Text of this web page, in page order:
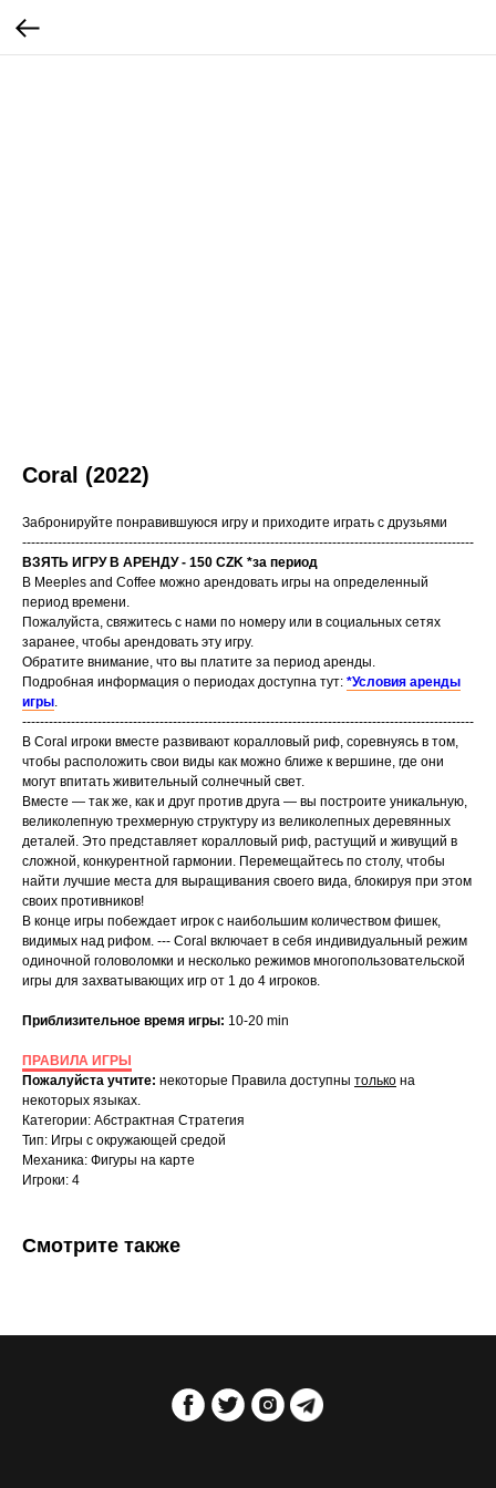
Coral (2022)
Забронируйте понравившуюся игру и приходите играть с друзьями
------------------------------------------------------------------------------------------------------
ВЗЯТЬ ИГРУ В АРЕНДУ - 150 CZK *за период
В Meeples and Coffee можно арендовать игры на определенный
период времени.
Пожалуйста, свяжитесь с нами по номеру или в социальных сетях
заранее, чтобы арендовать эту игру.
Обратите внимание, что вы платите за период аренды.
Подробная информация о периодах доступна тут: *Условия аренды
игры.
------------------------------------------------------------------------------------------------------
В Coral игроки вместе развивают коралловый риф, соревнуясь в том,
чтобы расположить свои виды как можно ближе к вершине, где они
могут впитать живительный солнечный свет.
Вместе — так же, как и друг против друга — вы построите уникальную,
великолепную трехмерную структуру из великолепных деревянных
деталей. Это представляет коралловый риф, растущий и живущий в
сложной, конкурентной гармонии. Перемещайтесь по столу, чтобы
найти лучшие места для выращивания своего вида, блокируя при этом
своих противников!
В конце игры побеждает игрок с наибольшим количеством фишек,
видимых над рифом. --- Coral включает в себя индивидуальный режим
одиночной головоломки и несколько режимов многопользовательской
игры для захватывающих игр от 1 до 4 игроков.
Приблизительное время игры: 10-20 min
ПРАВИЛА ИГРЫ
Пожалуйста учтите: некоторые Правила доступны только на
некоторых языках.
Категории: Абстрактная Стратегия
Тип: Игры с окружающей средой
Механика: Фигуры на карте
Игроки: 4
Смотрите также